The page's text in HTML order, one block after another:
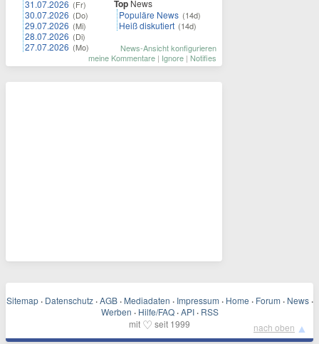
31.07.2026 (Fr)
30.07.2026 (Do)
29.07.2026 (Mi)
28.07.2026 (Di)
27.07.2026 (Mo)
Top News
Populäre News (14d)
Heiß diskutiert (14d)
News-Ansicht konfigurieren
meine Kommentare | Ignore | Notifies
Sitemap · Datenschutz · AGB · Mediadaten · Impressum · Home · Forum · News ·
Werben · Hilfe/FAQ · API · RSS
mit ♡ seit 1999 nach oben ▲